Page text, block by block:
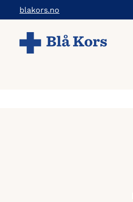
Hopp
til
hovedinnholdet
blakors.no